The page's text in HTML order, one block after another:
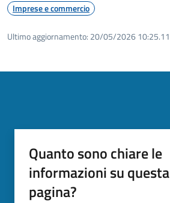
Imprese e commercio
Ultimo aggiornamento: 20/05/2026 10:25.11
Quanto sono chiare le
informazioni su questa
pagina?